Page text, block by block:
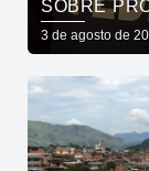
SOBRE
3 de agosto de